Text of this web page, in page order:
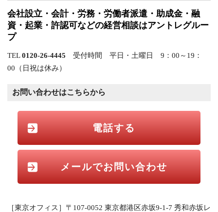
会社設立・会計・労務・労働者派遣・助成金・融
資・起業・許認可などの経営相談はアントレグルー
プ
TEL0120-26-4445 受付時間 平日・土曜日 9：00～19：
00（日祝は休み）
お問い合わせはこちらから
電話する
メールでお問い合わせ
［東京オフィス］〒107-0052 東京都港区赤坂9-1-7 秀和赤坂レ